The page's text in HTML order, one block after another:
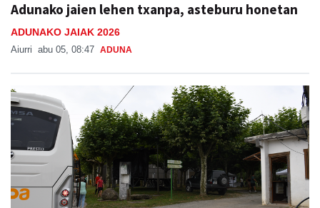
Adunako jaien lehen txanpa, asteburu honetan
ADUNAKO JAIAK 2026
Aiurri abu 05, 08:47 ADUNA